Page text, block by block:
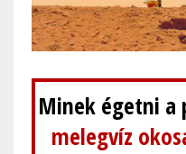
Minek égetni a
melegvíz